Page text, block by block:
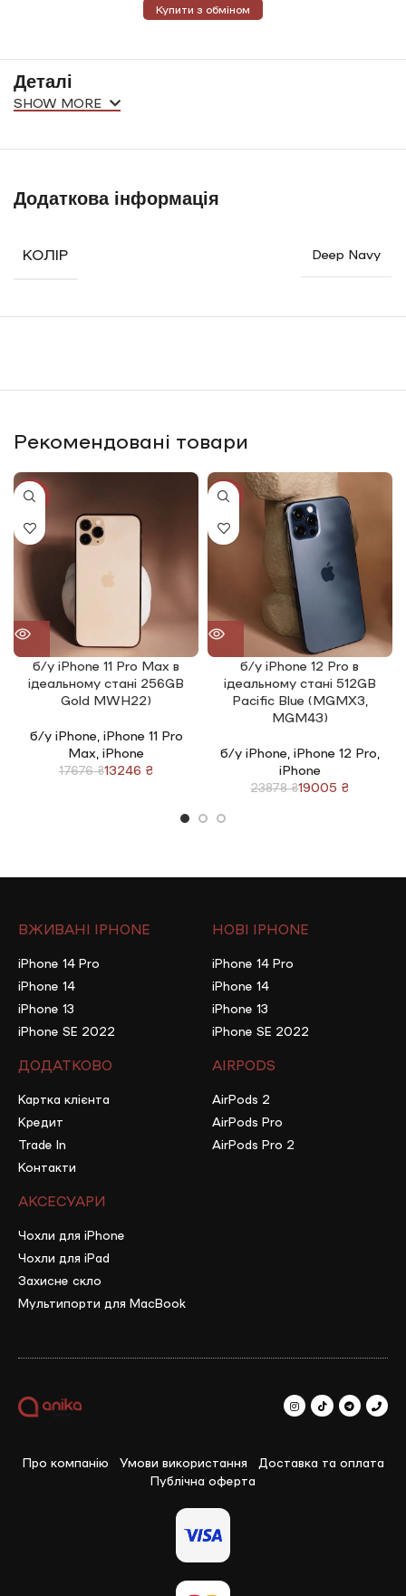
Купити з обміном
Деталі
SHOW MORE
Додаткова інформація
КОЛІР Deep Navy
Рекомендовані товари
-25%
б/у iPhone 11 Pro Max в
ідеальному стані 256GB
Gold MWH22)
б/у iPhone, iPhone 11 Pro
Max iPhone
17676₴13246 ₴
-20%
б/у iPhone 12 Pro в
ідеальному стані 512GB
Pacific Blue (MGMX3,
MGM43)
б/у iPhone, iPhone 12 Pro
iPhone
23878₴19005 ₴
ВЖИВАНІ IPHONE
iPhone 14 Pro
iPhone 14
iPhone 13
iPhone SE 2022
НОВІ IPHONE
iPhone 14 Pro
iPhone 14
iPhone 13
iPhone SE 2022
ДОДАТКОВО
Картка клієнта
Кредит
Trade In
Контакти
AIRPODS
AirPods 2
AirPods Pro
AirPods Pro 2
АКСЕСУАРИ
Чохли для iPhone
Чохли для iPad
Захисне скло
Мультипорти для MacBook
Про компанію Умови використання
Доставка та оплата
Публічна оферта